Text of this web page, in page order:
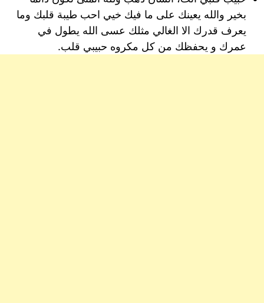
بخير والله يعينك على ما فيك خيي احب طيبة قلبك وما
يعرف قدرك الا الغالي مثلك عسى الله يطول في
عمرك و يحفظك من كل مكروه حبيبي قلب.